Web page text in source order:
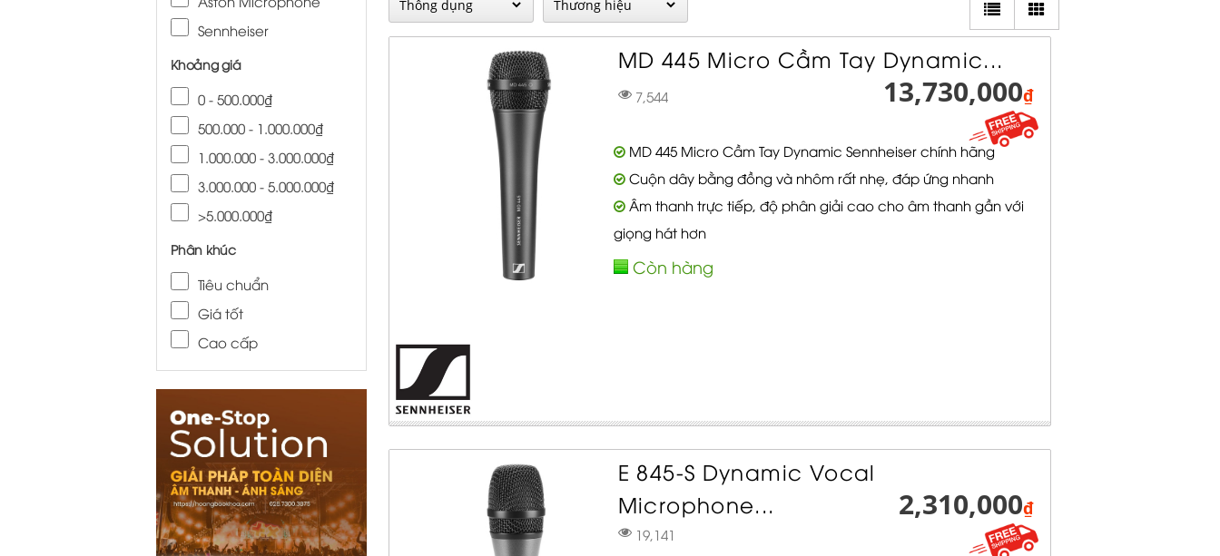
Sennheiser
Khoảng giá
0 - 500.000₫
500.000 - 1.000.000₫
1.000.000 - 3.000.000₫
3.000.000 - 5.000.000₫
>5.000.000₫
Phân khúc
Tiêu chuẩn
Giá tốt
Cao cấp
MD 445 Micro Cầm Tay Dynamic...
7,544 13,730,000₫
MD 445 Micro Cầm Tay Dynamic Sennheiser chính hãng
Cuộn dây bằng đồng và nhôm rất nhẹ, đáp ứng nhanh
Âm thanh trực tiếp, độ phân giải cao cho âm thanh gần với
giọng hát hơn
Còn hàng
E 845-S Dynamic Vocal
Microphone...
19,141
2,310,000₫